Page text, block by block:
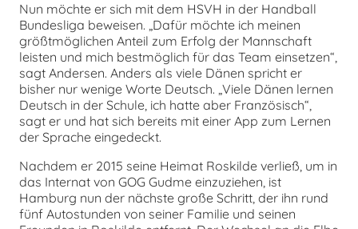
Nun möchte er sich mit dem HSVH in der Handball
Bundesliga beweisen. „Dafür möchte ich meinen
größtmöglichen Anteil zum Erfolg der Mannschaft
leisten und mich bestmöglich für das Team einsetzen“,
sagt Andersen. Anders als viele Dänen spricht er
bisher nur wenige Worte Deutsch. „Viele Dänen lernen
Deutsch in der Schule, ich hatte aber Französisch“,
sagt er und hat sich bereits mit einer App zum Lernen
der Sprache eingedeckt.
Nachdem er 2015 seine Heimat Roskilde verließ, um in
das Internat von GOG Gudme einzuziehen, ist
Hamburg nun der nächste große Schritt, der ihn rund
fünf Autostunden von seiner Familie und seinen